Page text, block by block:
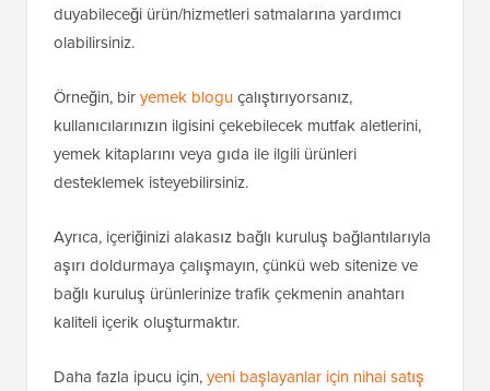
duyabileceği ürün/hizmetleri satmalarına yardımcı
olabilirsiniz.
Örneğin, biryemek bloguçalıştırıyorsanız,
kullanıcılarınızın ilgisini çekebilecek mutfak aletlerini,
yemek kitaplarını veya gıda ile ilgili ürünleri
desteklemek isteyebilirsiniz.
Ayrıca, içeriğinizi alakasız bağlı kuruluş bağlantılarıyla
aşırı doldurmaya çalışmayın, çünkü web sitenize ve
bağlı kuruluş ürünlerinize trafik çekmenin anahtarı
kaliteli içerik oluşturmaktır.
Daha fazla ipucu için,yeni başlayanlar için nihai satış